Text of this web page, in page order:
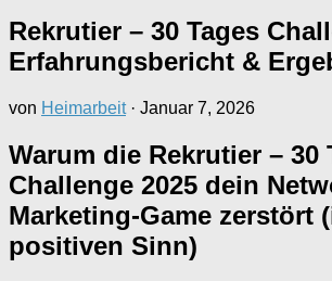
Rekrutier – 30 Tages
Erfahrungsbericht &
von Heimarbeit · Januar 7, 2026
Warum die Rekrutier – 30
Challenge 2025 dein
Marketing-Game zerstört
positiven Sinn)